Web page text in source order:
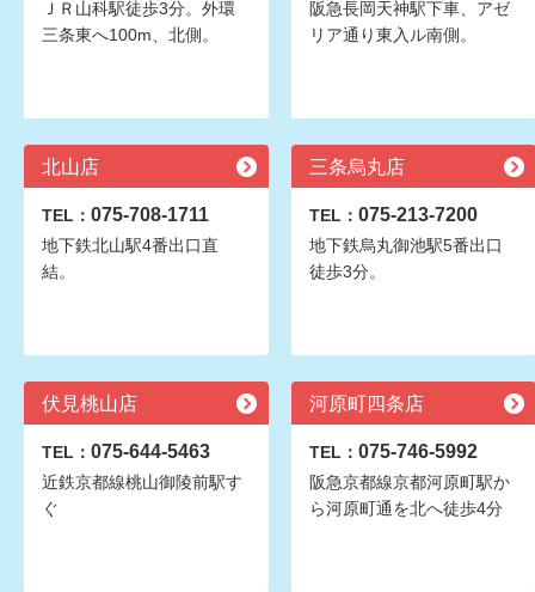
ＪＲ山科駅徒歩3分。外環
三条東へ100m、北側。
阪急長岡天神駅下車、アゼ
リア通り東入ル南側。
北山店
TEL： 075-708-1711
地下鉄北山駅4番出口直
結。
三条烏丸店
TEL： 075-213-7200
地下鉄烏丸御池駅5番出口
徒歩3分。
伏見桃山店
TEL： 075-644-5463
近鉄京都線桃山御陵前駅す
ぐ
河原町四条店
TEL： 075-746-5992
阪急京都線京都河原町駅か
ら河原町通を北へ徒歩4分